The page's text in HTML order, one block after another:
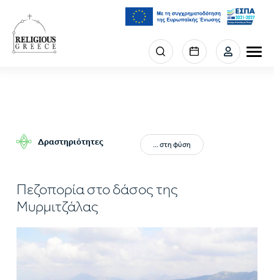
προς
κυρίως
περιεχόμενο
Menu
section
Δραστηριότητες ... στη φύση
Πεζοπορία στο δάσος της
Μυρμιτζάλας